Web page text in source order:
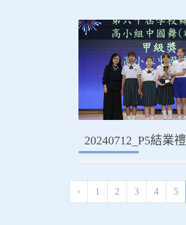
20240712_P5結業禮
‹ 1 2 3 4 5